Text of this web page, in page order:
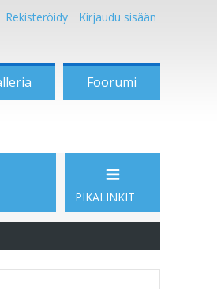
Rekisteröidy Kirjaudu sisään
Foorumi
PIKALINKIT